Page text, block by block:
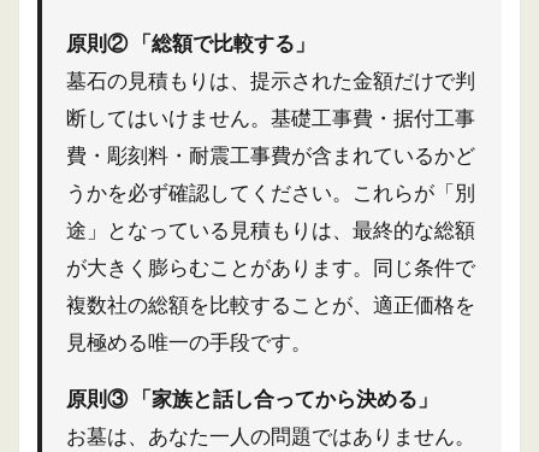
原則② 「総額で比較する」
墓石の見積もりは、提示された金額だけで判
断してはいけません。基礎工事費・据付工事
費・彫刻料・耐震工事費が含まれているかど
うかを必ず確認してください。これらが「別
途」となっている見積もりは、最終的な総額
が大きく膨らむことがあります。同じ条件で
複数社の総額を比較することが、適正価格を
見極める唯一の手段です。
原則③ 「家族と話し合ってから決める」
お墓は、あなた一人の問題ではありません。